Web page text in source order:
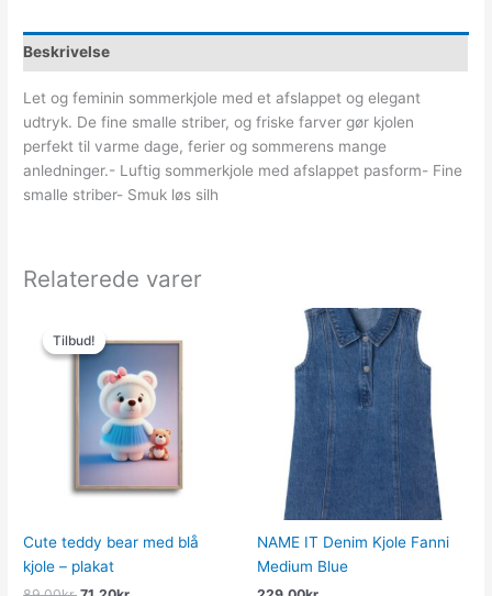
Beskrivelse
Let og feminin sommerkjole med et afslappet og elegant
udtryk. De fine smalle striber, og friske farver gør kjolen
perfekt til varme dage, ferier og sommerens mange
anledninger.- Luftig sommerkjole med afslappet pasform- Fine
smalle striber- Smuk løs silh
Relaterede varer
Tilbud!
Tilbud!
Cute teddy bear med blå
kjole – plakat
oprindelige
pris
var:
89.00kr..
pris
er:
71.20kr..
NAME IT Denim Kjole Fanni
Medium Blue